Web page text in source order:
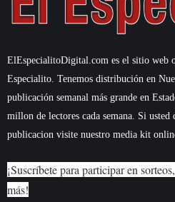
ElEspecialitoDigital.com es el sitio web
Especialito. Tenemos distribución en
publicación semanal más grande en
millon de lectores cada semana. Si usted
publicacion visite nuestro media kit
¡Suscríbete para participar en
más!